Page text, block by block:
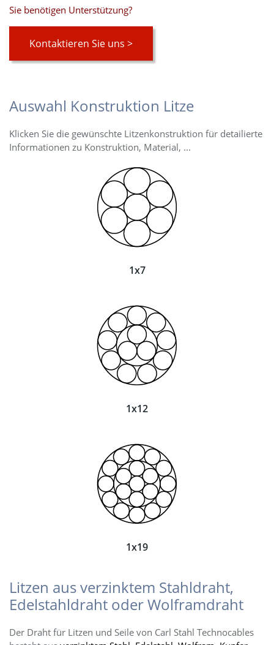
Sie benötigen Unterstützung?
Kontaktieren Sie uns >
Auswahl Konstruktion Litze
Klicken Sie die gewünschte Litzenkonstruktion für detailierte
Informationen zu Konstruktion, Material, ...
1x7
1x12
1x19
Litzen aus verzinktem Stahldraht,
Edelstahldraht oder Wolframdraht
Der Draht für Litzen und Seile von Carl Stahl Technocables